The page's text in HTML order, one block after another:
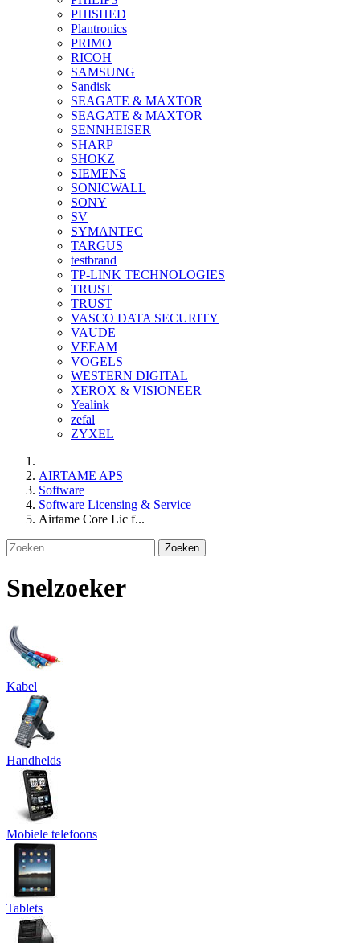
PHISHED
Plantronics
PRIMO
RICOH
SAMSUNG
Sandisk
SEAGATE & MAXTOR
SEAGATE & MAXTOR
SENNHEISER
SHARP
SHOKZ
SIEMENS
SONICWALL
SONY
SV
SYMANTEC
TARGUS
testbrand
TP-LINK TECHNOLOGIES
TRUST
TRUST
VASCO DATA SECURITY
VAUDE
VEEAM
VOGELS
WESTERN DIGITAL
XEROX & VISIONEER
Yealink
zefal
ZYXEL
AIRTAME APS
Software
Software Licensing & Service
Airtame Core Lic f...
Zoeken
Snelzoeker
Kabel
Handhelds
Mobiele telefoons
Tablets